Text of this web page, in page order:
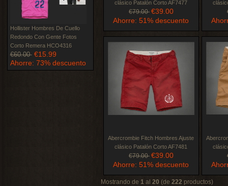
Hollister Hombres De Cuello
Redondo Con Gente Fotos
Corto Remera HCO4316
€60.00 €15.99
Ahorre: 73% descuento
clásico Patalón Corto AF7477
€79.00 €39.00
Ahorre: 51% descuento
Abercrombie Fitch Hombres Ajuste
clásico Patalón Corto AF7481
€79.00 €39.00
Ahorre: 51% descuento
Mostrando de 1 al 20 (de 222 productos)